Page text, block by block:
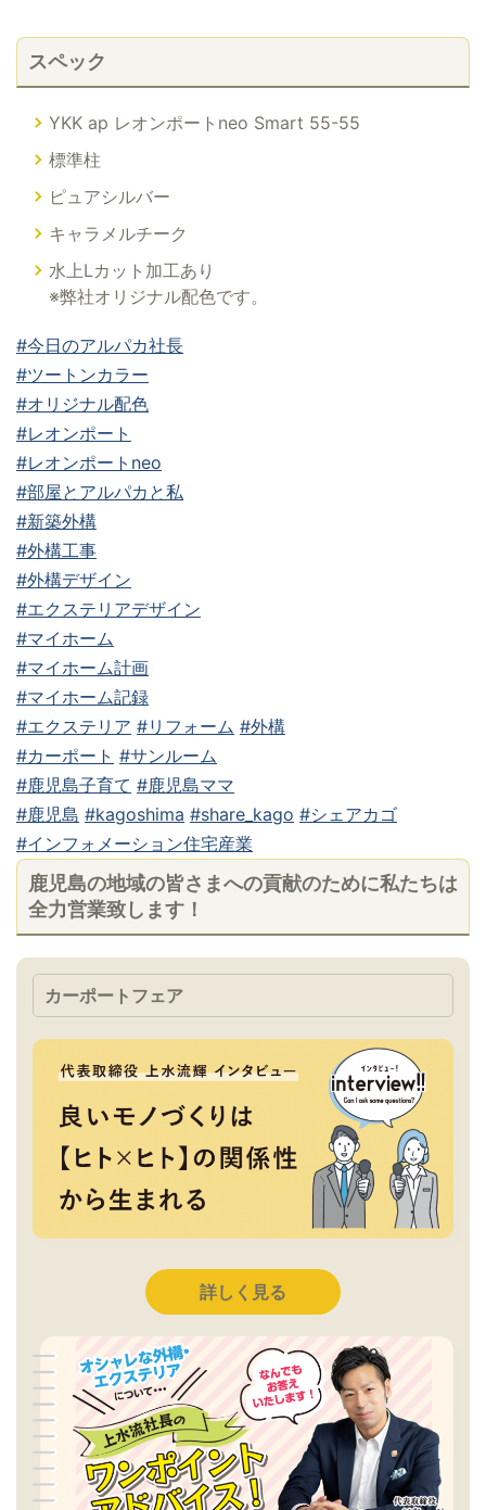
スペック
YKK ap レオンポートneo Smart 55-55
標準柱
ピュアシルバー
キャラメルチーク
水上Lカット加工あり
※弊社オリジナル配色です。
#今日のアルパカ社長
#ツートンカラー
#オリジナル配色
#レオンポート
#レオンポートneo
#部屋とアルパカと私
#新築外構
#外構工事
#外構デザイン
#エクステリアデザイン
#マイホーム
#マイホーム計画
#マイホーム記録
#エクステリア #リフォーム #外構
#カーポート #サンルーム
#鹿児島子育て #鹿児島ママ
#鹿児島 #kagoshima #share_kago #シェアカゴ
#インフォメーション住宅産業
鹿児島の地域の皆さまへの貢献のために私たちは
全力営業致します！
カーポートフェア
詳しく見る